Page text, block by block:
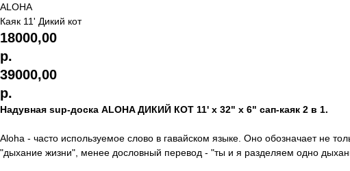
ALOHA
Каяк 11' Дикий кот
18000,00
р.
39000,00
р.
Надувная sup-доска ALOHA ДИКИЙ КОТ 11' x 32" x 6" сап-каяк 2 в 1.
Aloha - часто используемое слово в гавайском языке. Оно обозначает не
"дыхание жизни", менее дословный перевод - "ты и я разделяем одно